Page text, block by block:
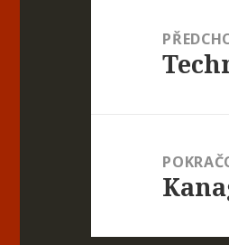
příspěvek